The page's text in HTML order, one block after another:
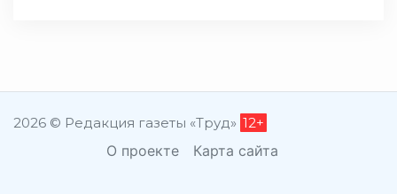
2026 © Редакция газеты «Труд» 12+
О проекте Карта сайта